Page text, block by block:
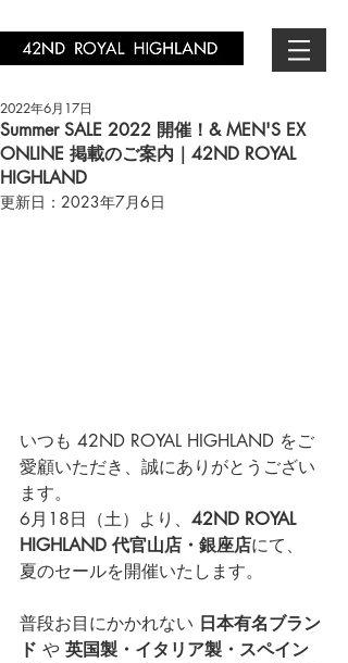
Summer SALE 2022 開催！& MEN'S EX
ONLINE 掲載のご案内｜42ND ROYAL
HIGHLAND
2022年6月17日
更新日： 2023年7月6日
いつも 42ND ROYAL HIGHLAND をご
愛顧いただき、誠にありがとうござい
ます。
6月18日（土） より、 42ND ROYAL
HIGHLAND 代官山店・銀座店にて、
夏のセールを開催いたします。
普段お目にかかれない 日本有名ブラン
ド や 英国製・イタリア製・スペイン